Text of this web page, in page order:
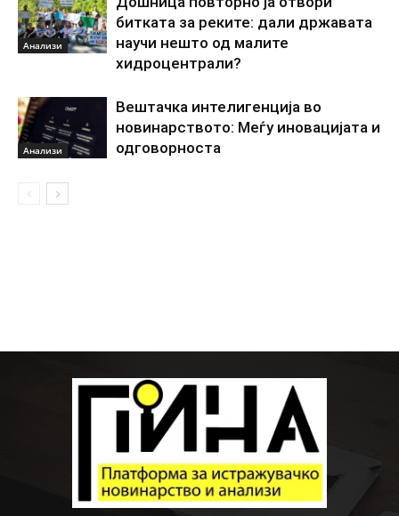
Анализи
битката за реките: дали државата
научи нешто од малите
хидроцентрали?
Анализи
Вештачка интелигенција во
новинарството: Меѓу иновацијата и
одговорноста